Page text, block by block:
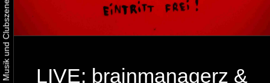
LIVE: brainmanagerz &